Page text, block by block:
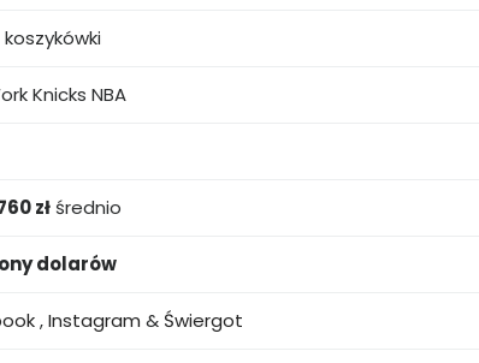
Knicks NBA
zł średnio
dolarów
,Instagram & Świergot